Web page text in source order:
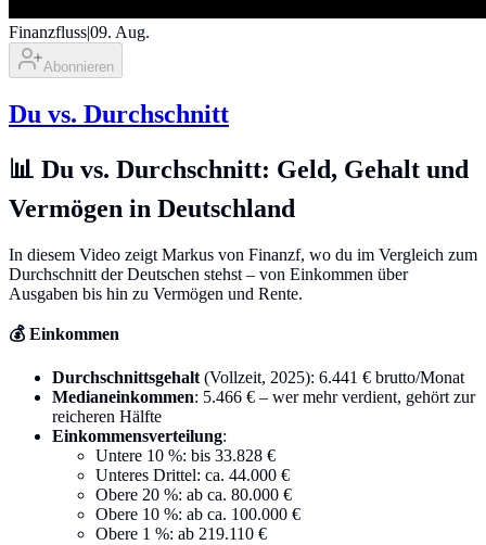
Finanzfluss|09. Aug.
Abonnieren
Du vs. Durchschnitt
📊 Du vs. Durchschnitt: Geld, Gehalt und
Vermögen in Deutschland
In diesem Video zeigt Markus von Finanzf, wo du im Vergleich zum
Durchschnitt der Deutschen stehst – von Einkommen über
Ausgaben bis hin zu Vermögen und Rente.
💰 Einkommen
Durchschnittsgehalt (Vollzeit, 2025): 6.441 € brutto/Monat
Medianeinkommen: 5.466 € – wer mehr verdient, gehört zur
reicheren Hälfte
Einkommensverteilung:
Untere 10 %: bis 33.828 €
Unteres Drittel: ca. 44.000 €
Obere 20 %: ab ca. 80.000 €
Obere 10 %: ab ca. 100.000 €
Obere 1 %: ab 219.110 €